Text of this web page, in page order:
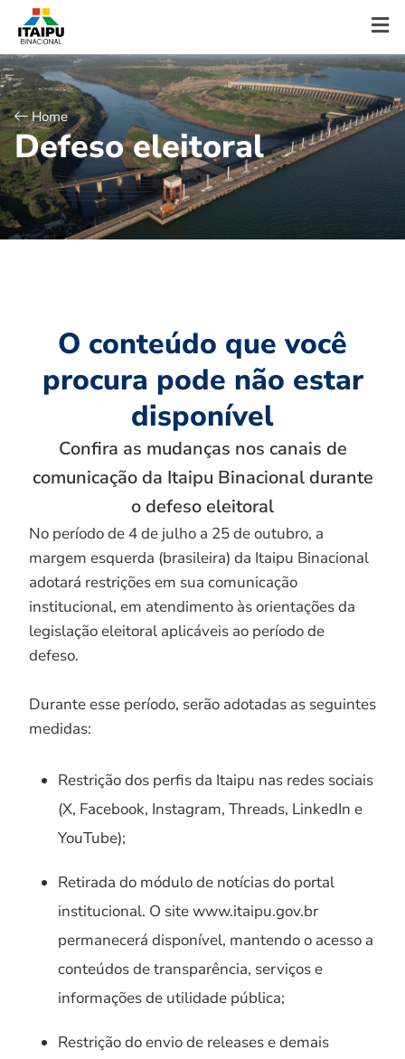
Home
Defeso eleitoral
O conteúdo que você
procura pode não estar
disponível
Confira as mudanças nos canais de
comunicação da Itaipu Binacional durante
o defeso eleitoral
No período de 4 de julho a 25 de outubro, a
margem esquerda (brasileira) da Itaipu Binacional
adotará restrições em sua comunicação
institucional, em atendimento às orientações da
legislação eleitoral aplicáveis ao período de
defeso.
Durante esse período, serão adotadas as seguintes
medidas:
Restrição dos perfis da Itaipu nas redes sociais
(X, Facebook, Instagram, Threads, LinkedIn e
YouTube);
Retirada do módulo de notícias do portal
institucional. O site www.itaipu.gov.br
permanecerá disponível, mantendo o acesso a
conteúdos de transparência, serviços e
informações de utilidade pública;
Restrição do envio de releases e demais